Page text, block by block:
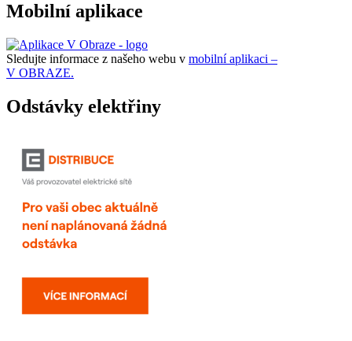
Mobilní aplikace
Sledujte informace z našeho webu v mobilní aplikaci –
V OBRAZE.
Odstávky elektřiny